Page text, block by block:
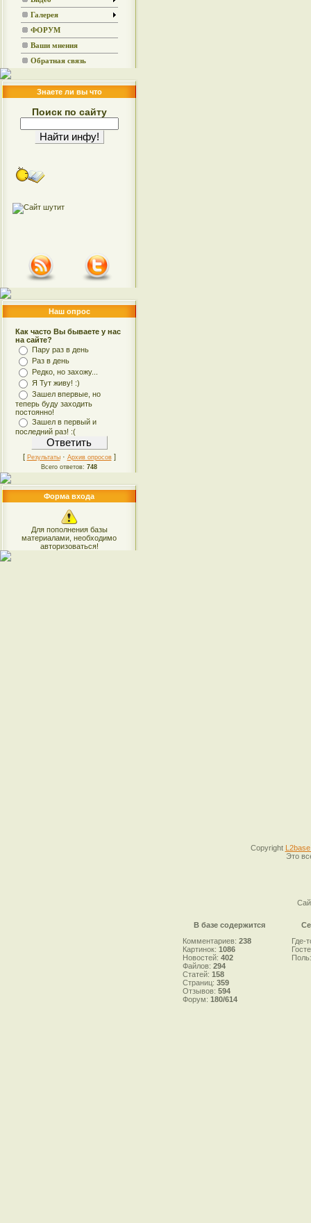
Галерея
ФОРУМ
Ваши мнения
Обратная связь
Знаете ли вы что
Поиск по сайту
Наш опрос
Как часто Вы бываете у нас
на сайте?
Пару раз в день
Раз в день
Редко, но захожу...
Я Тут живу! :)
Зашел впервые, но
теперь буду заходить
постоянно!
Зашел в первый и
последний раз! :(
[ Результаты· Архив опросов]
Всего ответов: 748
Форма входа
Для пополнения базы
материалами, необходимо
авторизоваться!
Copyright
Это
В базе содержится
Комментариев: 238
Картинок: 1086
Новостей: 402
Файлов: 294
Статей: 158
Страниц: 359
Отзывов: 594
Форум: 180/614
Где-